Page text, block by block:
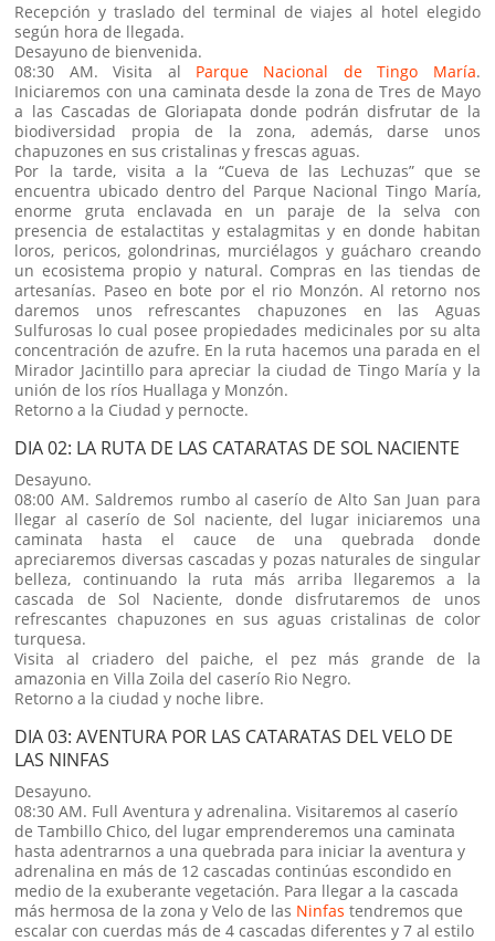
Recepción y traslado del terminal de viajes al hotel elegido
según hora de llegada.
Desayuno de bienvenida.
08:30 AM. Visita al Parque Nacional de Tingo María.
Iniciaremos con una caminata desde la zona de Tres de Mayo
a las Cascadas de Gloriapata donde podrán disfrutar de la
biodiversidad propia de la zona, además, darse unos
chapuzones en sus cristalinas y frescas aguas.
Por la tarde, visita a la “Cueva de las Lechuzas” que se
encuentra ubicado dentro del Parque Nacional Tingo María,
enorme gruta enclavada en un paraje de la selva con
presencia de estalactitas y estalagmitas y en donde habitan
loros, pericos, golondrinas, murciélagos y guácharo creando
un ecosistema propio y natural. Compras en las tiendas de
artesanías. Paseo en bote por el rio Monzón. Al retorno nos
daremos unos refrescantes chapuzones en las Aguas
Sulfurosas lo cual posee propiedades medicinales por su alta
concentración de azufre. En la ruta hacemos una parada en el
Mirador Jacintillo para apreciar la ciudad de Tingo María y la
unión de los ríos Huallaga y Monzón.
Retorno a la Ciudad y pernocte.
DIA 02: LA RUTA DE LAS CATARATAS DE SOL NACIENTE
Desayuno.
08:00 AM. Saldremos rumbo al caserío de Alto San Juan para
llegar al caserío de Sol naciente, del lugar iniciaremos una
caminata hasta el cauce de una quebrada donde
apreciaremos diversas cascadas y pozas naturales de singular
belleza, continuando la ruta más arriba llegaremos a la
cascada de Sol Naciente, donde disfrutaremos de unos
refrescantes chapuzones en sus aguas cristalinas de color
turquesa.
Visita al criadero del paiche, el pez más grande de la
amazonia en Villa Zoila del caserío Rio Negro.
Retorno a la ciudad y noche libre.
DIA 03: AVENTURA POR LAS CATARATAS DEL VELO DE
LAS NINFAS
Desayuno.
08:30 AM. Full Aventura y adrenalina. Visitaremos al caserío
de Tambillo Chico, del lugar emprenderemos una caminata
hasta adentrarnos a una quebrada para iniciar la aventura y
adrenalina en más de 12 cascadas continúas escondido en
medio de la exuberante vegetación. Para llegar a la cascada
más hermosa de la zona y Velo de las Ninfas tendremos que
escalar con cuerdas más de 4 cascadas diferentes y 7 al estilo